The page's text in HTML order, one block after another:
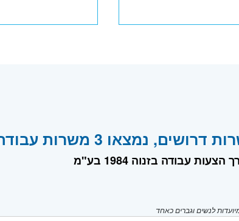
נמצאו 3 משרות עבודה בחברת זנוה 1984 בע"מ
עבודה בזנוה 1984 בע"מ
לנשים וגברים כאחד